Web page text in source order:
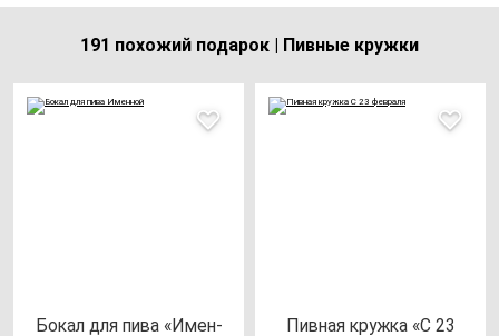
191 похожий подарок | Пивные кружки
Бокал для пи­ва «Имен­
Пив­ная круж­ка «С 23